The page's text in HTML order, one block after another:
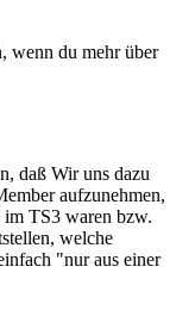
wenn du mehr über
daß Wir uns dazu
aufzunehmen,
im TS3 waren bzw.
welche
"nur aus einer